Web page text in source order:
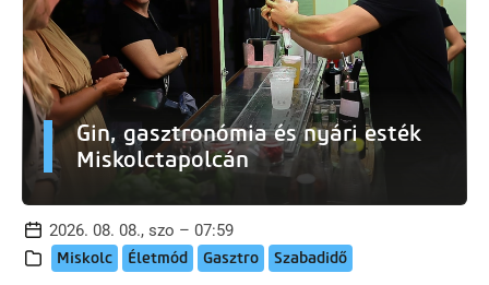
Gin, gasztronómia és nyári esték
Miskolctapolcán
2026. 08. 08., szo – 07:59
Miskolc Életmód Gasztro Szabadidő